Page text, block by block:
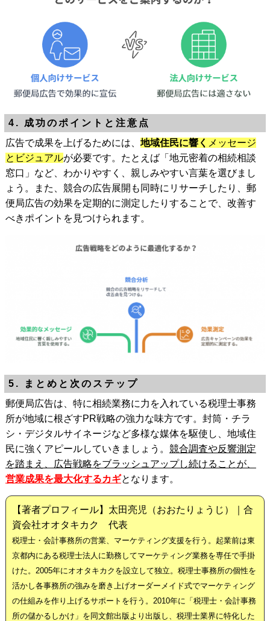
4. 成功のポイントと注意点
広告で成果を上げるためには、 地域住民に響く メッセージ
とビジュアルが必要です。たとえば「地元密着の相続相談
窓口」など、わかりやすく、親しみやすい言葉を選びまし
ょう。また、競合の広告展開も同時にリサーチしたり、郵
便局広告の効果を定期的に測定したりすることで、改善す
べきポイントを見つけられます。
5. まとめと次のステップ
郵便局広告は、特に相続業務に力を入れている税理士事務
所が地域に根ざすPR戦略の強力な味方です。封筒・チラ
シ・デジタルサイネージなど多様な媒体を駆使し、地域住
民に強くアピールしていきましょう。 競合調査や反響測定
を踏まえ、広告戦略をブラッシュアップし続けることが、
営業成果を最大化するカギとなります。
【著者プロフィール】太田亮児（おおたりょうじ）｜合
資会社オオタキカク 代表
税理士・会計事務所の営業、マーケティング支援を行う。起業前は東
京都内にある税理士法人に勤務してマーケティング業務を専任で手掛
けた。2005年にオオタキカクを設立して独立。税理士事務所の個性を
活かし各事務所の強みを磨き上げオーダーメイド式でマーケティング
の仕組みを作り上げるサポートを行う。2010年に「税理士・会計事務
所の儲かるしかけ」を同文館出版より出版し、税理士業界に特化した